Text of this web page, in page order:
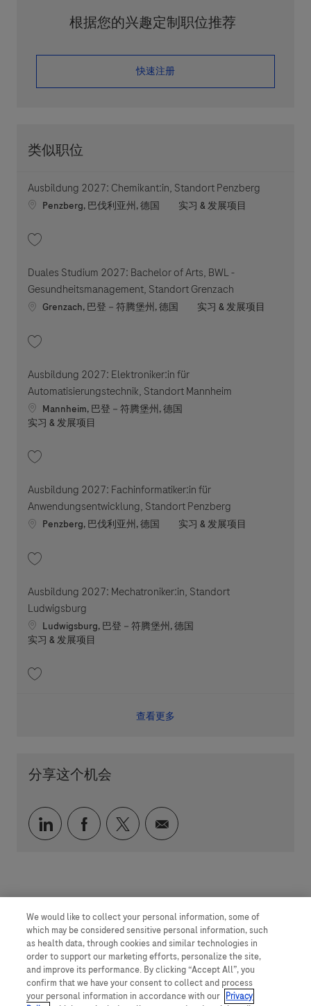
根据您的兴趣定制职位推荐
​​​​​​​快速注册
类似职位
Ausbildung 2027: Chemikant:in, Standort Penzberg
Location
Penzberg, 巴伐利亚州, 德国 职位类别
实习 & 发展项目
Duales Studium 2027: Bachelor of Arts, BWL -
Gesundheitsmanagement, Standort Grenzach
Location
Grenzach, 巴登－符腾堡州, 德国 职位类别
实习 & 发展项目
Ausbildung 2027: Elektroniker:in für
Automatisierungstechnik, Standort Mannheim
Location
Mannheim, 巴登－符腾堡州, 德国
职位类别
实习 & 发展项目
Ausbildung 2027: Fachinformatiker:in für
Anwendungsentwicklung, Standort Penzberg
Location
Penzberg, 巴伐利亚州, 德国 职位类别
实习 & 发展项目
Ausbildung 2027: Mechatroniker:in, Standort
Ludwigsburg
Location
Ludwigsburg, 巴登－符腾堡州, 德国
职位类别
实习 & 发展项目
查看更多
分享这个机会
通过 LinkedIn 分享
通过 faceebook 分享
通过 twitter 分享
通过电子邮件分享
We would like to collect your personal information, some of
which may be considered sensitive personal information, such
as health data, through cookies and similar technologies in
order to support our marketing efforts, personalize the site,
and improve its performance. By clicking “Accept All”, you
confirm that we have your consent to collect and process
your personal information in accordance with our Privacy